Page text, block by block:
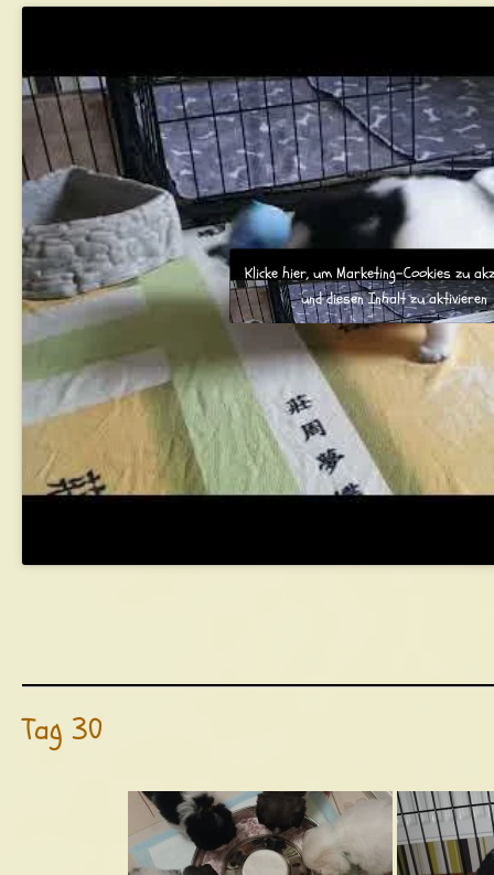
Klicke hier, um Marketing-Cookies zu
und diesen Inhalt zu aktivieren
Tag 30